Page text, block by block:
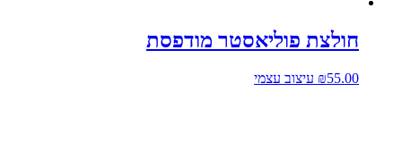
חולצת פוליאסטר מודפסת
₪55.00 עיצוב עצמי